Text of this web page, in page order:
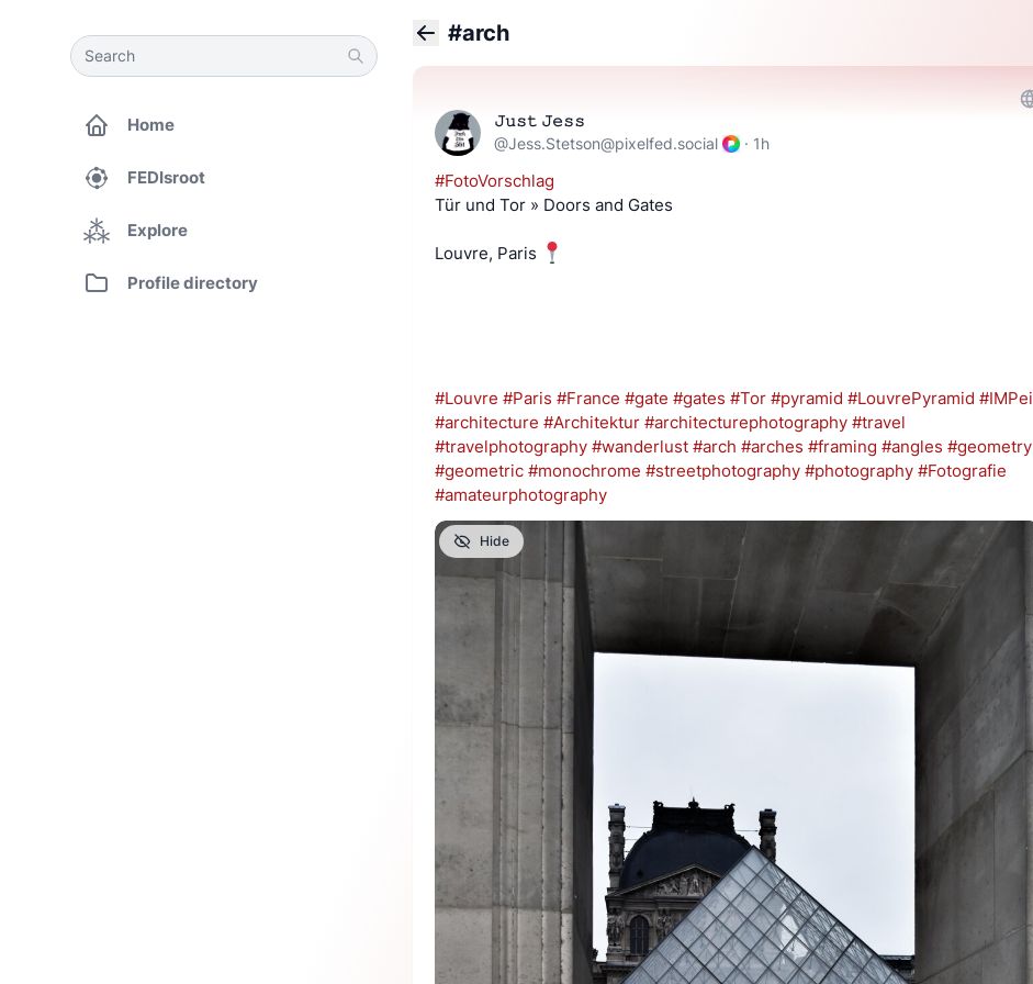
Search
Search
Home
FEDIsroot
Explore
Profile directory
#arch
𝙹𝚞𝚜𝚝 𝙹𝚎𝚜𝚜
@Jess.Stetson@pixelfed.social · 1h
#FotoVorschlag
Tür und Tor » Doors and Gates
Louvre, Paris
#Louvre #Paris #France #gate #gates #Tor #pyramid #LouvrePyramid #IMPei
#architecture #Architektur #architecturephotography #travel
#travelphotography #wanderlust #arch #arches #framing #angles #geometry
#geometric #monochrome #streetphotography #photography #Fotografie
#amateurphotography
Hide